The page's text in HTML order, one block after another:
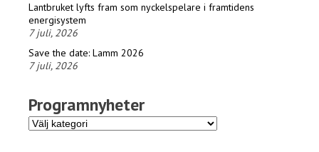
Lantbruket lyfts fram som nyckelspelare i framtidens
energisystem
7 juli, 2026
Save the date: Lamm 2026
7 juli, 2026
Programnyheter
Programnyheter